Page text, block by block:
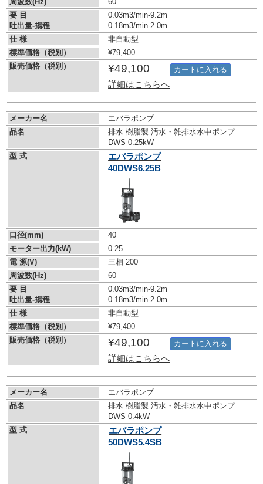
要 目
吐出量-揚程
0.03m3/min-9.2m
0.18m3/min-2.0m
仕 様
非自動型
標準価格（税別）
¥79,400
販売価格（税別）
¥49,100
詳細はこちらへ
カートに入れる
メーカー名
エバラポンプ
品名
排水 樹脂製 汚水・雑排水水中ポンプ
DWS 0.25kW
型 式
エバラポンプ
40DWS6.25B
口径(mm)
40
モーター出力(kW)
0.25
電 源(V)
三相 200
周波数(Hz)
60
要 目
吐出量-揚程
0.03m3/min-9.2m
0.18m3/min-2.0m
仕 様
非自動型
標準価格（税別）
¥79,400
販売価格（税別）
¥49,100
詳細はこちらへ
カートに入れる
メーカー名
エバラポンプ
品名
排水 樹脂製 汚水・雑排水水中ポンプ
DWS 0.4kW
型 式
エバラポンプ
50DWS5.4SB